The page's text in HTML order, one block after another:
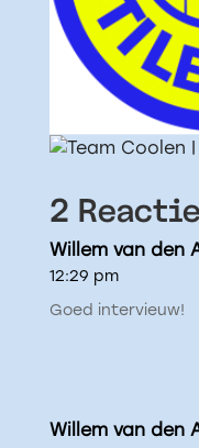
2
Willem van den
12:29 pm
Goed intervieuw!
Willem van den